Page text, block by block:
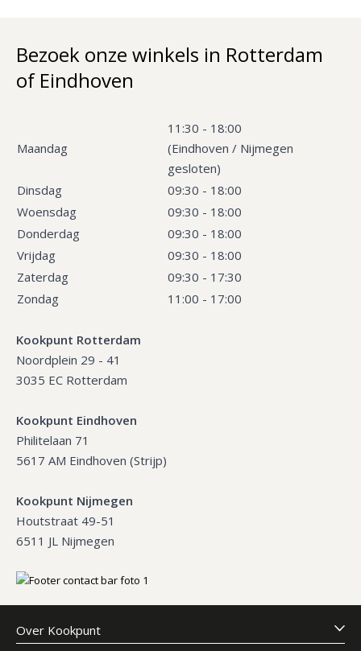
Bezoek onze winkels in Rotterdam
of Eindhoven
Maandag
11:30 - 18:00
(Eindhoven / Nijmegen
gesloten)
Dinsdag
09:30 - 18:00
Woensdag
09:30 - 18:00
Donderdag
09:30 - 18:00
Vrijdag
09:30 - 18:00
Zaterdag
09:30 - 17:30
Zondag
11:00 - 17:00
Kookpunt Rotterdam
Noordplein 29 - 41
3035 EC Rotterdam
Kookpunt Eindhoven
Philitelaan 71
5617 AM Eindhoven (Strijp)
Kookpunt Nijmegen
Houtstraat 49-51
6511 JL Nijmegen
Over Kookpunt